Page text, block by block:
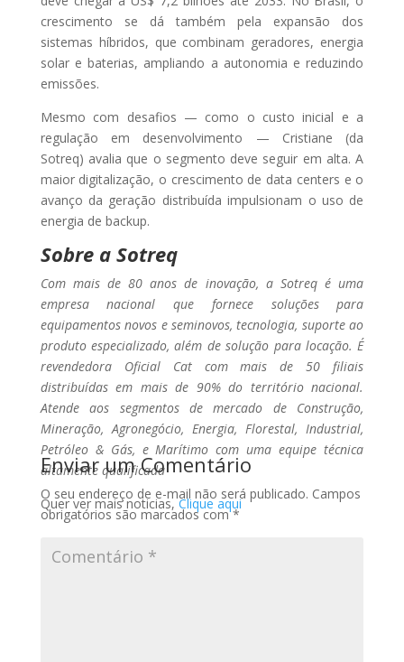
crescimento se dá também pela expansão dos
sistemas híbridos, que combinam geradores, energia
solar e baterias, ampliando a autonomia e reduzindo
emissões.
Mesmo com desafios — como o custo inicial e a
regulação em desenvolvimento — Cristiane (da
Sotreq) avalia que o segmento deve seguir em alta. A
maior digitalização, o crescimento de data centers e o
avanço da geração distribuída impulsionam o uso de
energia de backup.
Sobre a Sotreq
Com mais de 80 anos de inovação, a Sotreq é uma
empresa nacional que fornece soluções para
equipamentos novos e seminovos, tecnologia, suporte ao
produto especializado, além de solução para locação. É
revendedora Oficial Cat com mais de 50 filiais
distribuídas em mais de 90% do território nacional.
Atende aos segmentos de mercado de Construção,
Mineração, Agronegócio, Energia, Florestal, Industrial,
Petróleo & Gás, e Marítimo com uma equipe técnica
altamente qualificada
Quer ver mais noticias,Clique aqui
Enviar um Comentário
O seu endereço de e-mail não será publicado. Campos
obrigatórios são marcados com*